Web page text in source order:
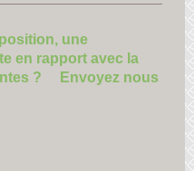
une
en rapport avec la
? Envoyez nous